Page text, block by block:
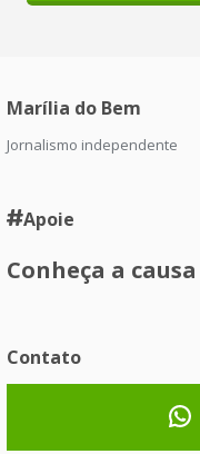
Marília do Bem
Jornalismo independente
Apoie
Conheça a causa
Contato